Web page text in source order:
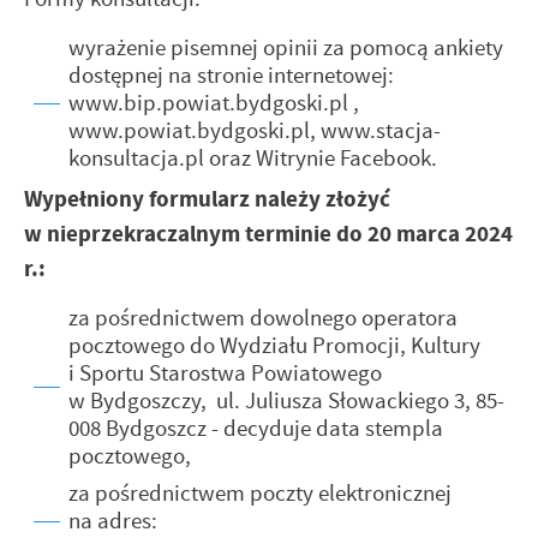
wyrażenie pisemnej opinii za pomocą ankiety
dostępnej na stronie internetowej:
www.bip.powiat.bydgoski.pl ,
www.powiat.bydgoski.pl, www.stacja-
konsultacja.pl oraz Witrynie Facebook.
Wypełniony formularz należy złożyć
w nieprzekraczalnym terminie do 20 marca 2024
r.:
za pośrednictwem dowolnego operatora
pocztowego do Wydziału Promocji, Kultury
i Sportu Starostwa Powiatowego
w Bydgoszczy, ul. Juliusza Słowackiego 3, 85-
008 Bydgoszcz - decyduje data stempla
pocztowego,
za pośrednictwem poczty elektronicznej
na adres: